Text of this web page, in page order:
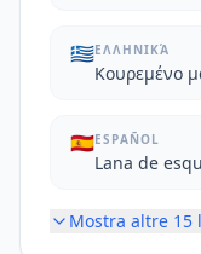
🇬🇷ΕΛΛΗΝΙΚΆ
Κουρεμένο
🇪🇸ESPAÑOL
Lana de
Mostra altre 15